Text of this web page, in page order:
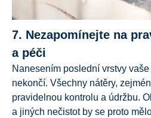
7. Nezapomínejte na
a péči
Nanesením poslední vrstvy
nekončí. Všechny nátěry,
pravidelnou kontrolu a údržbu.
a jiných nečistot by se proto